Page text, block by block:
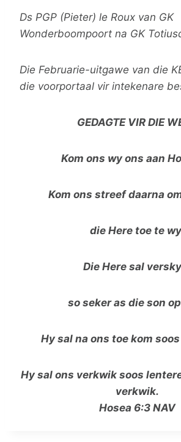
Ds PGP (Pieter) le Roux van GK
Wonderboompoort na GK
Die Februarie-uitgawe van die
die voorportaal vir intekenare
GEDAGTE VIR DIE
Kom ons wy ons aan
Kom ons streef daarna
die Here toe te
Die Here sal
so seker as die son
Hy sal na ons toe kom
Hy sal ons verkwik soos
verkwik.
Hosea 6:3 NAV